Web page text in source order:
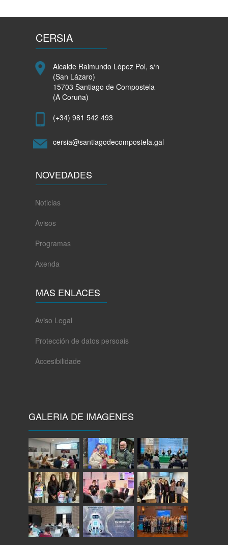
xuño,
Mercado
das
"para
poñer
produtos
ecolóxicos
e
locais
a
un
consumo
responsable"
CERSIA
Alcalde Raimundo López Pol, s/n
(San Lázaro)
15703 Santiago de Compostela
(A Coruña)
(+34) 981 542 493
cersia@santiagodecompostela.gal
NOVEDADES
Noticias
Avisos
Programas
Axenda
MAS ENLACES
Aviso Legal
Protección de datos persoais
Accesibilidade
GALERIA DE IMAGENES